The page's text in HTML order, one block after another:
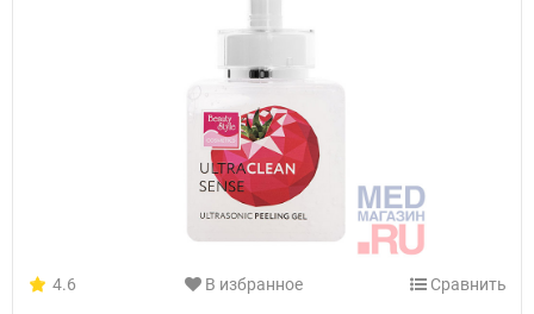
4.6 В избранное Сравнить